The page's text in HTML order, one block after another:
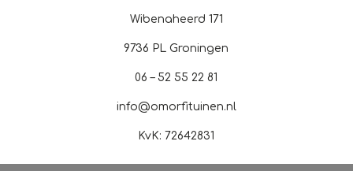
Wibenaheerd 171
9736 PL Groningen
06 – 52 55 22 81
info@omorfituinen.nl
KvK:72642831